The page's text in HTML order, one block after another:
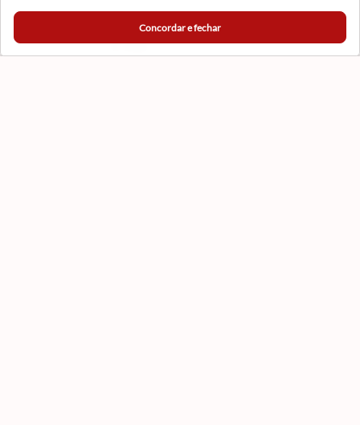
Concordar e fechar